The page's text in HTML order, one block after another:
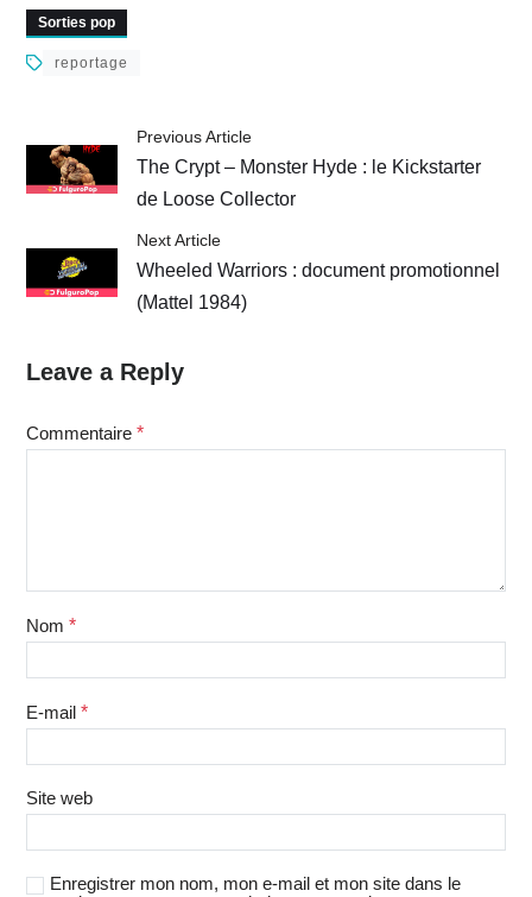
Sorties pop
reportage
Previous Article
The Crypt – Monster Hyde : le Kickstarter
de Loose Collector
Next Article
Wheeled Warriors : document promotionnel
(Mattel 1984)
Leave a Reply
Commentaire *
Nom *
E-mail *
Site web
Enregistrer mon nom, mon e-mail et mon site dans le